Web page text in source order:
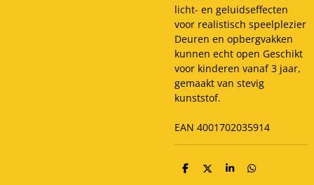
licht- en geluidseffecten
voor realistisch speelplezier
Deuren en opbergvakken
kunnen echt open Geschikt
voor kinderen vanaf 3 jaar,
gemaakt van stevig
kunststof.
EAN 4001702035914
D
D
S
D